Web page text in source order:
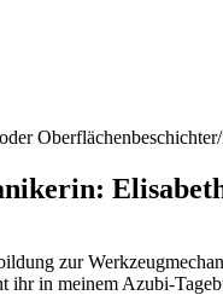
zur
ihr in meinem Azubi-